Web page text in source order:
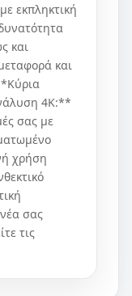
εκπληκτική
και
και
4K:**
σας με
χρήση
σας
τις